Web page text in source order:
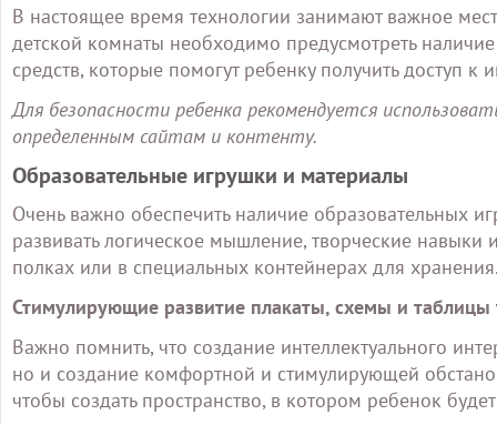
В настоящее время технологии занимают важное
детской комнаты необходимо предусмотреть
средств, которые помогут ребенку получить
Для безопасности ребенка рекомендуется
определенным сайтам и контенту.
Образовательные игрушки и материалы
Очень важно обеспечить наличие образовательных
развивать логическое мышление, творческие
полках или в специальных контейнерах для
Стимулирующие развитие плакаты, схемы и
Важно помнить, что создание интеллектуального
но и создание комфортной и стимулирующей
чтобы создать пространство, в котором ребенок